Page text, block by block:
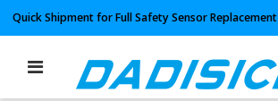
Quick Shipment for Full Safety Sensor Replacement